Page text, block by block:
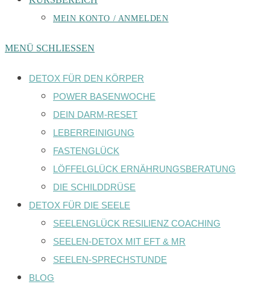
MEIN KONTO / ANMELDEN
MENÜ SCHLIESSEN
DETOX FÜR DEN KÖRPER
POWER BASENWOCHE
DEIN DARM-RESET
LEBERREINIGUNG
FASTENGLÜCK
LÖFFELGLÜCK ERNÄHRUNGSBERATUNG
DIE SCHILDDRÜSE
DETOX FÜR DIE SEELE
SEELENGLÜCK RESILIENZ COACHING
SEELEN-DETOX MIT EFT & MR
SEELEN-SPRECHSTUNDE
BLOG